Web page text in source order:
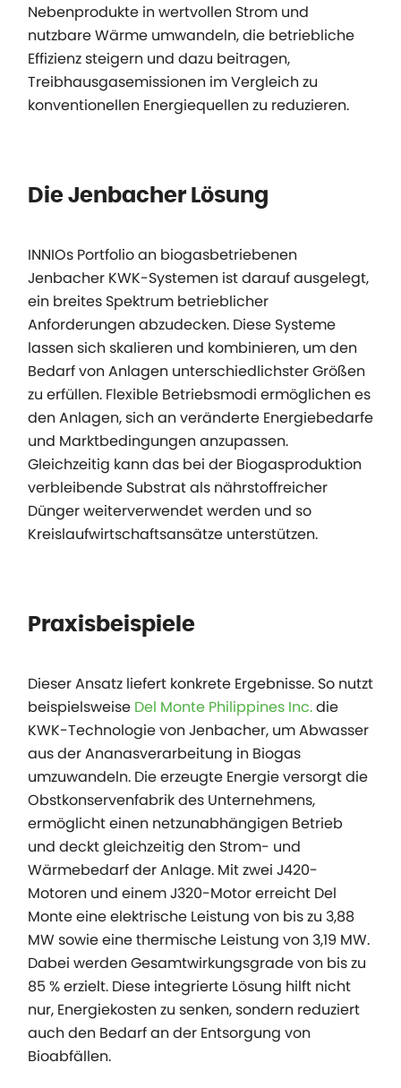
Nebenprodukte in wertvollen Strom und
nutzbare Wärme umwandeln, die betriebliche
Effizienz steigern und dazu beitragen,
Treibhausgasemissionen im Vergleich zu
konventionellen Energiequellen zu reduzieren.
Die Jenbacher Lösung
INNIOs Portfolio an biogasbetriebenen
Jenbacher KWK-Systemen ist darauf ausgelegt,
ein breites Spektrum betrieblicher
Anforderungen abzudecken. Diese Systeme
lassen sich skalieren und kombinieren, um den
Bedarf von Anlagen unterschiedlichster Größen
zu erfüllen. Flexible Betriebsmodi ermöglichen es
den Anlagen, sich an veränderte Energiebedarfe
und Marktbedingungen anzupassen.
Gleichzeitig kann das bei der Biogasproduktion
verbleibende Substrat als nährstoffreicher
Dünger weiterverwendet werden und so
Kreislaufwirtschaftsansätze unterstützen.
Praxisbeispiele
Dieser Ansatz liefert konkrete Ergebnisse. So nutzt
beispielsweise Del Monte Philippines Inc.die
KWK-Technologie von Jenbacher, um Abwasser
aus der Ananasverarbeitung in Biogas
umzuwandeln. Die erzeugte Energie versorgt die
Obstkonservenfabrik des Unternehmens,
ermöglicht einen netzunabhängigen Betrieb
und deckt gleichzeitig den Strom- und
Wärmebedarf der Anlage. Mit zwei J420-
Motoren und einem J320-Motor erreicht Del
Monte eine elektrische Leistung von bis zu 3,88
MW sowie eine thermische Leistung von 3,19 MW.
Dabei werden Gesamtwirkungsgrade von bis zu
85 % erzielt. Diese integrierte Lösung hilft nicht
nur, Energiekosten zu senken, sondern reduziert
auch den Bedarf an der Entsorgung von
Bioabfällen.